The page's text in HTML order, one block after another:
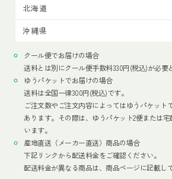
北海道
沖縄県
クール便でお届けの場合
送料とは別にクール便手数料330円(税込)が必要
ゆうパケットでお届けの場合
送料は全国一律300円(税込)です。
ご注文数やご注文内容によってはゆうパケット
あります。その際は、ゆうパケット2便または
います。
産地直送（メーカー直送）商品の場合
下記リンクから配送料金をご確認ください。
配送料金が異なる商品は、商品ページに記載し